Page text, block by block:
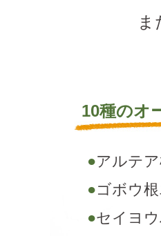
ま
10種のオ
●アルテ
●ゴボウ
●セイヨ